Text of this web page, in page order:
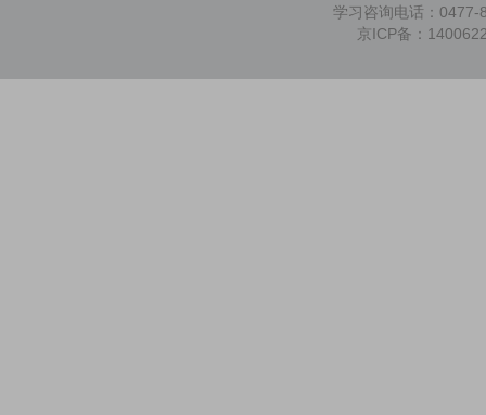
学习咨询电话：
京ICP备：